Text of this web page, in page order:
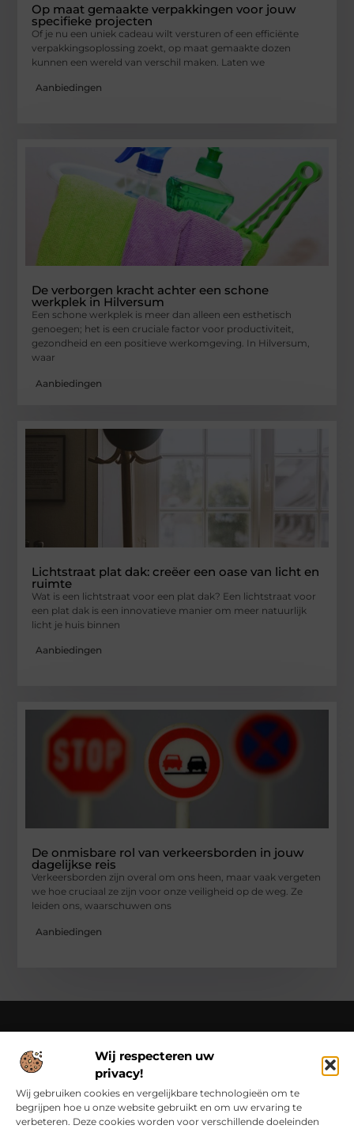
Wij respecteren uw
privacy!
Wij gebruiken cookies en vergelijkbare technologieën om te
begrijpen hoe u onze website gebruikt en om uw ervaring te
verbeteren. Deze cookies worden voor verschillende doeleinden
Op maat gemaakte verpakkingen voor jouw
specifieke projecten
Of je nu een uniek cadeau wilt versturen of een efficiënte
verpakkingsoplossing zoekt, op maat gemaakte dozen
kunnen een wereld van verschil maken. Laten we
Aanbiedingen
De verborgen kracht achter een schone
werkplek in Hilversum
Een schone werkplek is meer dan alleen een esthetisch
genoegen; het is een cruciale factor voor productiviteit,
gezondheid en een positieve werkomgeving. In Hilversum,
waar
Aanbiedingen
Lichtstraat plat dak: creëer een oase van licht en
ruimte
Wat is een lichtstraat voor een plat dak? Een lichtstraat voor
een plat dak is een innovatieve manier om meer natuurlijk
licht je huis binnen
Aanbiedingen
De onmisbare rol van verkeersborden in jouw
dagelijkse reis
Verkeersborden zijn overal om ons heen, maar vaak vergeten
we hoe cruciaal ze zijn voor onze veiligheid op de weg. Ze
leiden ons, waarschuwen ons
Aanbiedingen
Over Class Actions
Classactions.nl – Van dagelijkse inspiratie tot bijzondere
verhalen.
Verken artikelen en blogs die je informeren,
inspireren en bewust maken van alles wat er speelt in de
wereld.